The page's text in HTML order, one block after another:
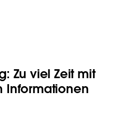
Zu viel Zeit mit
Informationen